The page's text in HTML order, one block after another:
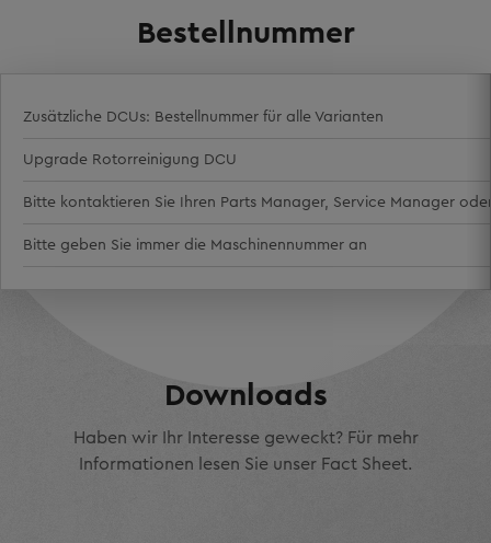
Bestellnummer
Zusätzliche DCUs: Bestellnummer für alle Varianten
Upgrade Rotorreinigung DCU
Bitte kontaktieren Sie Ihren Parts Manager, Service Manager
Bitte geben Sie immer die Maschinennummer an
Downloads
Haben wir Ihr Interesse geweckt? Für mehr
Informationen lesen Sie unser Fact Sheet.